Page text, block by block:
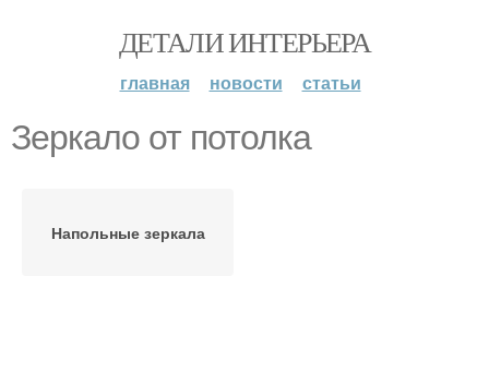
ДЕТАЛИ ИНТЕРЬЕРА
главная новости статьи
Зеркало от потолка
Напольные зеркала